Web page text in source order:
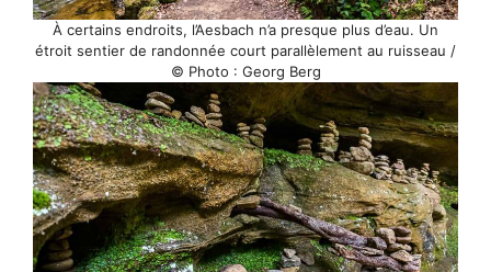
À certains endroits, l’Aesbach n’a presque plus d’eau. Un
étroit sentier de randonnée court parallèlement au ruisseau /
© Photo : Georg Berg